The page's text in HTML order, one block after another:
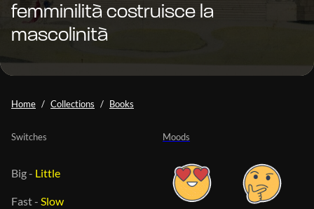
femminilità costruisce la
mascolinità
Home Collections Books
Moods
Switches
Big- Little
Fast- Slow